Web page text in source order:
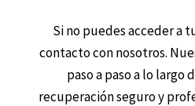
Si no puedes acceder a
contacto con nosotros.
paso a paso a lo largo
recuperación seguro y